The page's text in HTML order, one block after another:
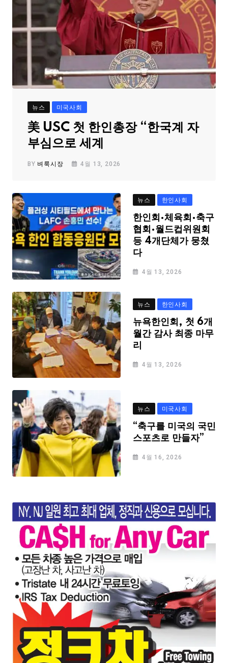
뉴스 미국사회
美 USC 첫 한인총장 “한국계 자
부심으로 세계
BY 벼룩시장 4월 13, 2026
뉴스 한인사회
한인회·체육회·축구
협회·월드컵위원회
등 4개단체가 뭉쳤
다
4월 13, 2026
뉴스 한인사회
뉴욕한인회, 첫 6개
월간 감사 최종 마무
리
4월 13, 2026
뉴스 미국사회
“축구를 미국의 국민
스포츠로 만들자”
4월 16, 2026